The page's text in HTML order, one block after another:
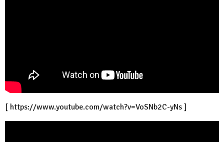
[ https://www.youtube.com/watch?v=VoSNb2C-yNs ]